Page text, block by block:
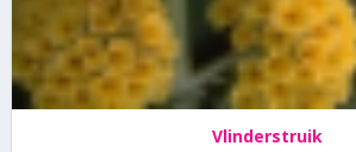
Vlinderstruik